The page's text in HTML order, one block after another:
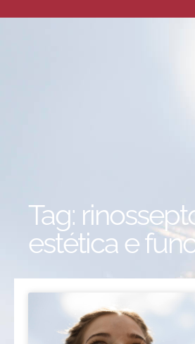
Tag:
estética e